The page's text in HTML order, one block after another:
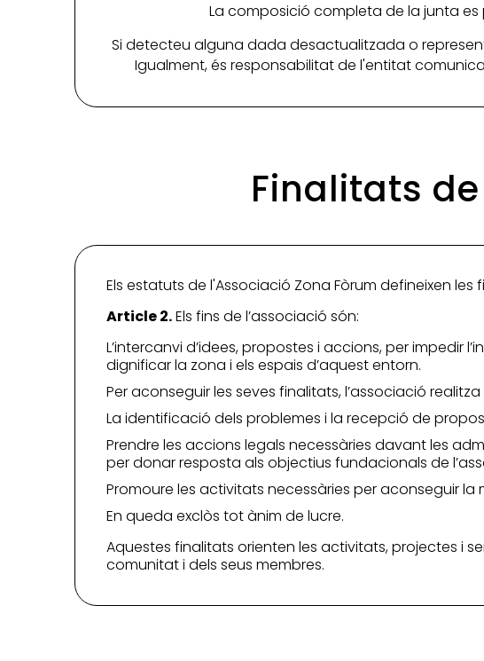
La composició completa de la junta
Si detecteu alguna dada desactualitzada o
Igualment, és responsabilitat de l'entitat
Finalitats
Els estatuts de l'Associació Zona Fòrum defineixen
Article 2.Els fins de l’associació són:
L’intercanvi d’idees, propostes i accions, per impedir
dignificar la zona i els espais d’aquest entorn.
Per aconseguir les seves finalitats, l’associació
La identificació dels problemes i la recepció de
Prendre les accions legals necessàries davant les
per donar resposta als objectius fundacionals de
Promoure les activitats necessàries per aconseguir la
En queda exclòs tot ànim de lucre.
Aquestes finalitats orienten les activitats, projectes i
comunitat i dels seus membres.